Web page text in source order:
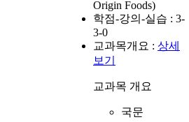
Origin Foods)
학점-강의-실습 : 3-
3-0
교과목개요 : 상세
보기
교과목 개요
국문